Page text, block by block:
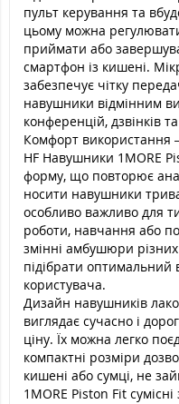
пульт керування та
цьому можна
приймати або
смартфон із кишені.
забезпечує чітку
навушники відмінним
конференцій, дзвінків
Комфорт
HF Навушники 1MORE
форму, що повторює
носити навушники
особливо важливо для
роботи, навчання або
змінні амбушюри
підібрати оптимальний
користувача.
Дизайн навушників
виглядає сучасно і
ціну. Їх можна легко
компактні розміри
кишені або сумці, не
1MORE Piston Fit